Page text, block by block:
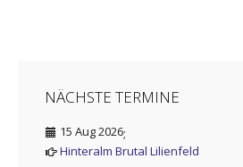
NÄCHSTE TERMINE
15 Aug 2026;
Hinteralm Brutal Lilienfeld